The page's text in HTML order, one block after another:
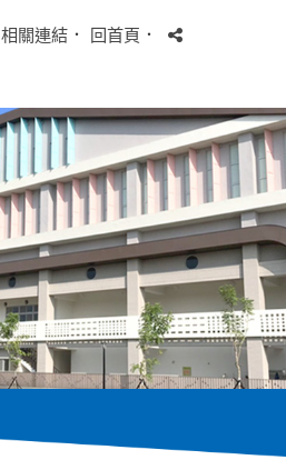
相關連結 ． 回首頁 ．